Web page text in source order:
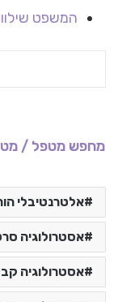
המשפט
מחפש מטפל /
אלטרנטיבלי
אסטרולוגיה
אסטרולוגיה